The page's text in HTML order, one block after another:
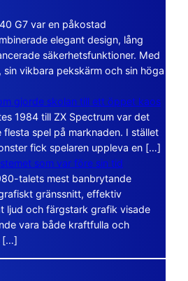
G7 var en påkostad
elegant design, lång
säkerhetsfunktioner. Med
sin vikbara pekskärm och sin höga
gjorde skolan till ett öppet kaos
1984 till ZX Spectrum var det
spel på marknaden. I stället
fick spelaren uppleva en […]
som var före sin tid
talets mest banbrytande
gränssnitt, effektiv
ljud och färgstark grafik visade
vara både kraftfulla och
[…]